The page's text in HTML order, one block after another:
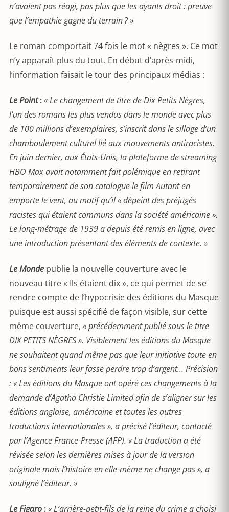
n’avaient pas réagi, pas plus que les ayants droit : preuve
que l’empathie gagne du terrain ? »
Le roman comportait 74 fois le mot « nègres ». Ce mot
n’y apparaît plus du tout. En début d’après-midi,
l’information faisait le tour des principaux médias :
Le Point:« Le changement de titre de Dix Petits Nègres,
l’un des romans les plus vendus dans le monde avec plus
de 100 millions d’exemplaires, s’inscrit dans le sillage d’un
chamboulement culturel lié aux mouvements antiracistes.
En juin dernier, aux États-Unis, la plateforme de streaming
HBO Max avait notamment fait polémique en retirant
temporairement de son catalogue le film Autant en
emporte le vent, au motif qu’il « dépeint des préjugés
racistes qui étaient communs dans la société américaine ».
Le long-métrage de 1939 a depuis été remis en ligne, avec
une introduction présentant des éléments de contexte. »
Le Monde publie la nouvelle couverture avec le
nouveau titre « Ils étaient dix », ce qui permet de se
rendre compte de l’hypocrisie des éditions du Masque
puisque est aussi spécifié de façon visible, sur cette
même couverture, « précédemment publié sous le titre
DIX PETITS NÈGRES ». Visiblement les éditions du Masque
ne souhaitent quand même pas que leur initiative toute en
bons sentiments leur fasse perdre trop d’argent… Précision
: « Les éditions du Masque ont opéré ces changements à la
demande d’Agatha Christie Limited afin de s’aligner sur les
éditions anglaise, américaine et toutes les autres
traductions internationales », a précisé l’éditeur, contacté
par l’Agence France-Presse (AFP). « La traduction a été
révisée selon les dernières mises à jour de la version
originale mais l’histoire en elle-même ne change pas », a
souligné l’éditeur. »
Le Figaro :« L’arrière-petit-fils de la reine du crime a choisi